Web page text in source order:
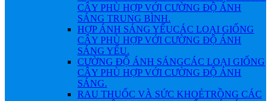
CÂY PHÙ HỢP VỚI CƯỜNG ĐỘ ÁNH
SÁNG TRUNG BÌNH.
HỢP ÁNH SÁNG YẾUCÁC LOẠI GIỐNG
CÂY PHÙ HỢP VỚI CƯỜNG ĐỘ ÁNH
SÁNG YẾU.
CƯỜNG ĐỘ ÁNH SÁNGCÁC LOẠI GIỐNG
CÂY PHÙ HỢP VỚI CƯỜNG ĐỘ ÁNH
SÁNG.
RAU THUỐC VÀ SỨC KHOẺTRỒNG CÁC